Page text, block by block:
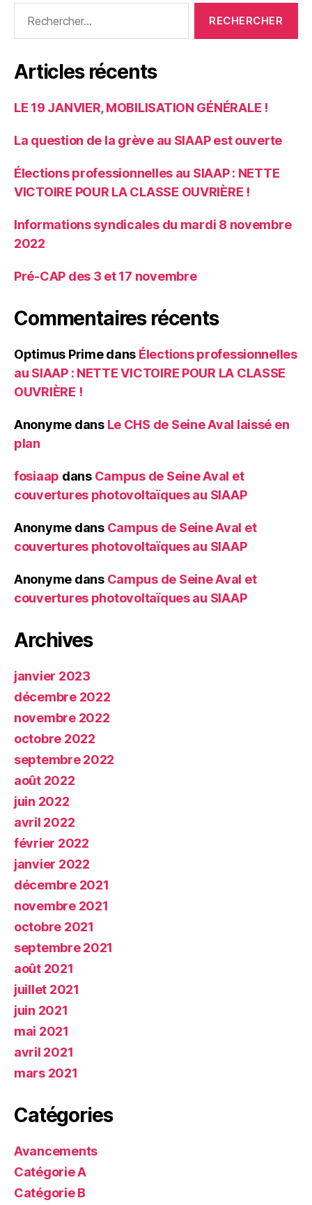
Articles récents
LE 19 JANVIER, MOBILISATION GÉNÉRALE !
La question de la grève au SIAAP est ouverte
Élections professionnelles au SIAAP : NETTE
VICTOIRE POUR LA CLASSE OUVRIÈRE !
Informations syndicales du mardi 8 novembre
2022
Pré-CAP des 3 et 17 novembre
Commentaires récents
Optimus Primedans Élections professionnelles
au SIAAP : NETTE VICTOIRE POUR LA CLASSE
OUVRIÈRE !
Anonyme dans Le CHS de Seine Aval laissé en
plan
fosiaap dans Campus de Seine Aval et
couvertures photovoltaïques au SIAAP
Anonyme dans Campus de Seine Aval et
couvertures photovoltaïques au SIAAP
Anonyme dans Campus de Seine Aval et
couvertures photovoltaïques au SIAAP
Archives
janvier 2023
décembre 2022
novembre 2022
octobre 2022
septembre 2022
août 2022
juin 2022
avril 2022
février 2022
janvier 2022
décembre 2021
novembre 2021
octobre 2021
septembre 2021
août 2021
juillet 2021
juin 2021
mai 2021
avril 2021
mars 2021
Catégories
Avancements
Catégorie A
Catégorie B